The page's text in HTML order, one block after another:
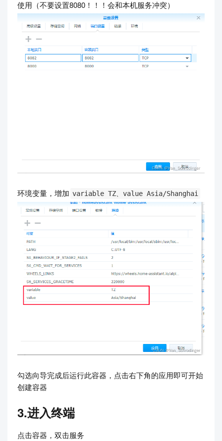
使用（不要设置8080！！！会和本机服务冲突）
环境变量，增加 variable TZ、value Asia/Shanghai
勾选向导完成后运行此容器，点击右下角的应用即可开始
创建容器
3.进入终端
点击容器，双击服务